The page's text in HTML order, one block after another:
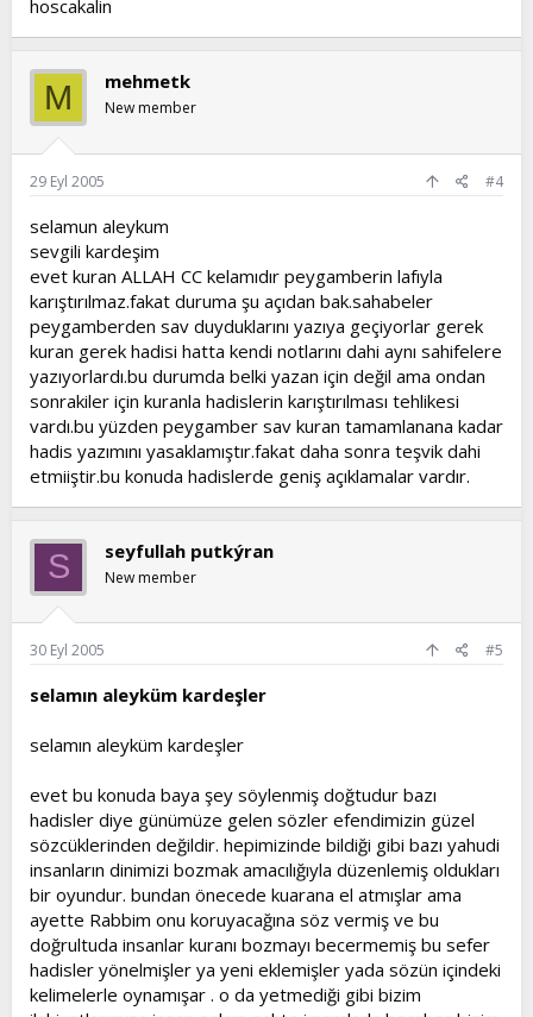
hoscakalin
M mehmetk
New member
29 Eyl 2005 #4
selamun aleykum
sevgili kardeşim
evet kuran ALLAH CC kelamıdır peygamberin lafıyla
karıştırılmaz.fakat duruma şu açıdan bak.sahabeler
peygamberden sav duyduklarını yazıya geçiyorlar gerek
kuran gerek hadisi hatta kendi notlarını dahi aynı sahifelere
yazıyorlardı.bu durumda belki yazan için değil ama ondan
sonrakiler için kuranla hadislerin karıştırılması tehlikesi
vardı.bu yüzden peygamber sav kuran tamamlanana kadar
hadis yazımını yasaklamıştır.fakat daha sonra teşvik dahi
etmiiştir.bu konuda hadislerde geniş açıklamalar vardır.
S seyfullah putkýran
New member
30 Eyl 2005 #5
selamın aleyküm kardeşler
selamın aleyküm kardeşler
evet bu konuda baya şey söylenmiş doğtudur bazı
hadisler diye günümüze gelen sözler efendimizin güzel
sözcüklerinden değildir. hepimizinde bildiği gibi bazı yahudi
insanların dinimizi bozmak amacılığıyla düzenlemiş oldukları
bir oyundur. bundan önecede kuarana el atmışlar ama
ayette Rabbim onu koruyacağına söz vermiş ve bu
doğrultuda insanlar kuranı bozmayı becermemiş bu sefer
hadisler yönelmişler ya yeni eklemişler yada sözün içindeki
kelimelerle oynamışar . o da yetmediği gibi bizim